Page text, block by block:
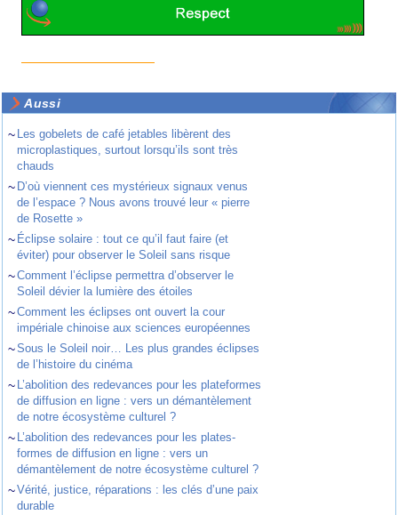
Aussi
~ Les gobelets de café jetables libèrent des
microplastiques, surtout lorsqu’ils sont très
chauds
~ D’où viennent ces mystérieux signaux venus
de l’espace ? Nous avons trouvé leur « pierre
de Rosette »
~ Éclipse solaire : tout ce qu’il faut faire (et
éviter) pour observer le Soleil sans risque
~Comment l’éclipse permettra d’observer le
Soleil dévier la lumière des étoiles
~Comment les éclipses ont ouvert la cour
impériale chinoise aux sciences européennes
~Sous le Soleil noir… Les plus grandes éclipses
de l’histoire du cinéma
~ L’abolition des redevances pour les plateformes
de diffusion en ligne : vers un démantèlement
de notre écosystème culturel ?
~ L’abolition des redevances pour les plates-
formes de diffusion en ligne : vers un
démantèlement de notre écosystème culturel ?
~Vérité, justice, réparations : les clés d’une paix
durable